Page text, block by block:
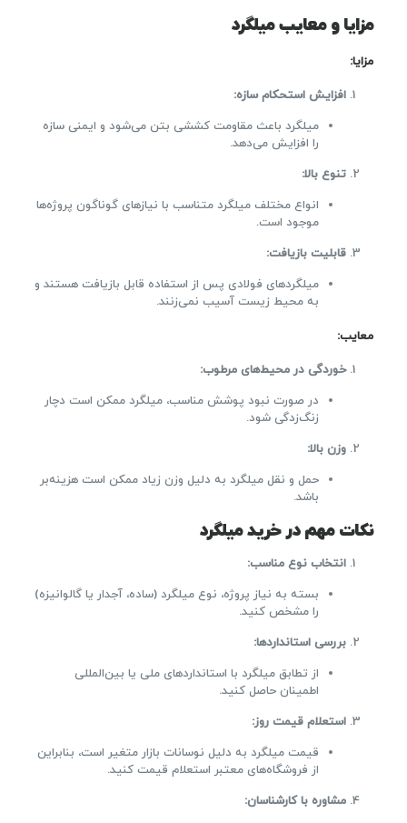
مزایا و معایب میلگرد
مزایا:
افزایش استحکام سازه:
میلگرد باعث مقاومت کششی بتن می‌شود و ایمنی سازه
را افزایش می‌دهد.
تنوع بالا:
انواع مختلف میلگرد متناسب با نیازهای گوناگون پروژه‌ها
موجود است.
قابلیت بازیافت:
میلگردهای فولادی پس از استفاده قابل بازیافت هستند و
به محیط زیست آسیب نمی‌زنند.
معایب:
خوردگی در محیط‌های مرطوب:
در صورت نبود پوشش مناسب، میلگرد ممکن است دچار
زنگ‌زدگی شود.
وزن بالا:
حمل و نقل میلگرد به دلیل وزن زیاد ممکن است هزینه‌بر
باشد.
نکات مهم در خرید میلگرد
انتخاب نوع مناسب:
بسته به نیاز پروژه، نوع میلگرد (ساده، آجدار یا گالوانیزه)
را مشخص کنید.
بررسی استانداردها:
از تطابق میلگرد با استانداردهای ملی یا بین‌المللی
اطمینان حاصل کنید.
استعلام قیمت روز:
قیمت میلگرد به دلیل نوسانات بازار متغیر است، بنابراین
از فروشگاه‌های معتبر استعلام قیمت کنید.
مشاوره با کارشناسان: